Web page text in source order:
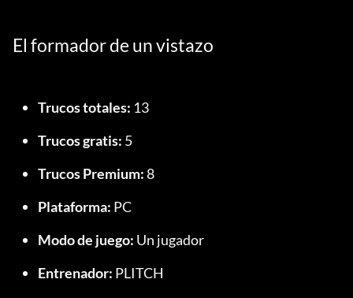
El formador de un vistazo
Trucos totales: 13
Trucos gratis: 5
Trucos Premium: 8
Plataforma: PC
Modo de juego: Un jugador
Entrenador: PLITCH